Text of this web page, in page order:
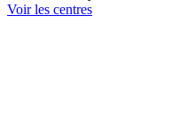
Voir les centres